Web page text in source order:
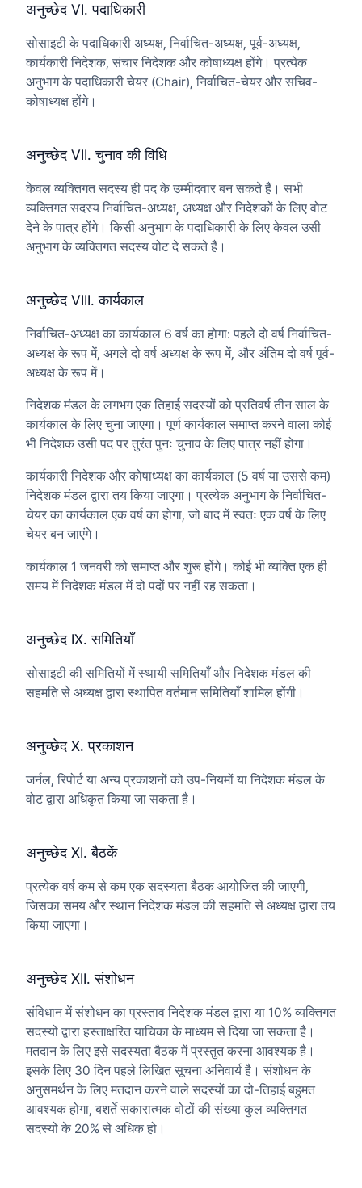
अनुच्छेद VI. पदाधिकारी
सोसाइटी के पदाधिकारी अध्यक्ष, निर्वाचित-अध्यक्ष, पूर्व-अध्यक्ष,
कार्यकारी निदेशक, संचार निदेशक और कोषाध्यक्ष होंगे। प्रत्येक
अनुभाग के पदाधिकारी चेयर (Chair), निर्वाचित-चेयर और सचिव-
कोषाध्यक्ष होंगे।
अनुच्छेद VII. चुनाव की विधि
केवल व्यक्तिगत सदस्य ही पद के उम्मीदवार बन सकते हैं। सभी
व्यक्तिगत सदस्य निर्वाचित-अध्यक्ष, अध्यक्ष और निदेशकों के लिए वोट
देने के पात्र होंगे। किसी अनुभाग के पदाधिकारी के लिए केवल उसी
अनुभाग के व्यक्तिगत सदस्य वोट दे सकते हैं।
अनुच्छेद VIII. कार्यकाल
निर्वाचित-अध्यक्ष का कार्यकाल 6 वर्ष का होगा: पहले दो वर्ष निर्वाचित-
अध्यक्ष के रूप में, अगले दो वर्ष अध्यक्ष के रूप में, और अंतिम दो वर्ष पूर्व-
अध्यक्ष के रूप में।
निदेशक मंडल के लगभग एक तिहाई सदस्यों को प्रतिवर्ष तीन साल के
कार्यकाल के लिए चुना जाएगा। पूर्ण कार्यकाल समाप्त करने वाला कोई
भी निदेशक उसी पद पर तुरंत पुनः चुनाव के लिए पात्र नहीं होगा।
कार्यकारी निदेशक और कोषाध्यक्ष का कार्यकाल (5 वर्ष या उससे कम)
निदेशक मंडल द्वारा तय किया जाएगा। प्रत्येक अनुभाग के निर्वाचित-
चेयर का कार्यकाल एक वर्ष का होगा, जो बाद में स्वतः एक वर्ष के लिए
चेयर बन जाएंगे।
कार्यकाल 1 जनवरी को समाप्त और शुरू होंगे। कोई भी व्यक्ति एक ही
समय में निदेशक मंडल में दो पदों पर नहीं रह सकता।
अनुच्छेद IX. समितियाँ
सोसाइटी की समितियों में स्थायी समितियाँ और निदेशक मंडल की
सहमति से अध्यक्ष द्वारा स्थापित वर्तमान समितियाँ शामिल होंगी।
अनुच्छेद X. प्रकाशन
जर्नल, रिपोर्ट या अन्य प्रकाशनों को उप-नियमों या निदेशक मंडल के
वोट द्वारा अधिकृत किया जा सकता है।
अनुच्छेद XI. बैठकें
प्रत्येक वर्ष कम से कम एक सदस्यता बैठक आयोजित की जाएगी,
जिसका समय और स्थान निदेशक मंडल की सहमति से अध्यक्ष द्वारा तय
किया जाएगा।
अनुच्छेद XII. संशोधन
संविधान में संशोधन का प्रस्ताव निदेशक मंडल द्वारा या 10% व्यक्तिगत
सदस्यों द्वारा हस्ताक्षरित याचिका के माध्यम से दिया जा सकता है।
मतदान के लिए इसे सदस्यता बैठक में प्रस्तुत करना आवश्यक है।
इसके लिए 30 दिन पहले लिखित सूचना अनिवार्य है। संशोधन के
अनुसमर्थन के लिए मतदान करने वाले सदस्यों का दो-तिहाई बहुमत
आवश्यक होगा, बशर्ते सकारात्मक वोटों की संख्या कुल व्यक्तिगत
सदस्यों के 20% से अधिक हो।